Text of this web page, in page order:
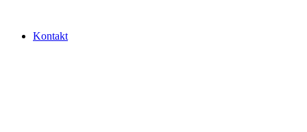
Kontakt